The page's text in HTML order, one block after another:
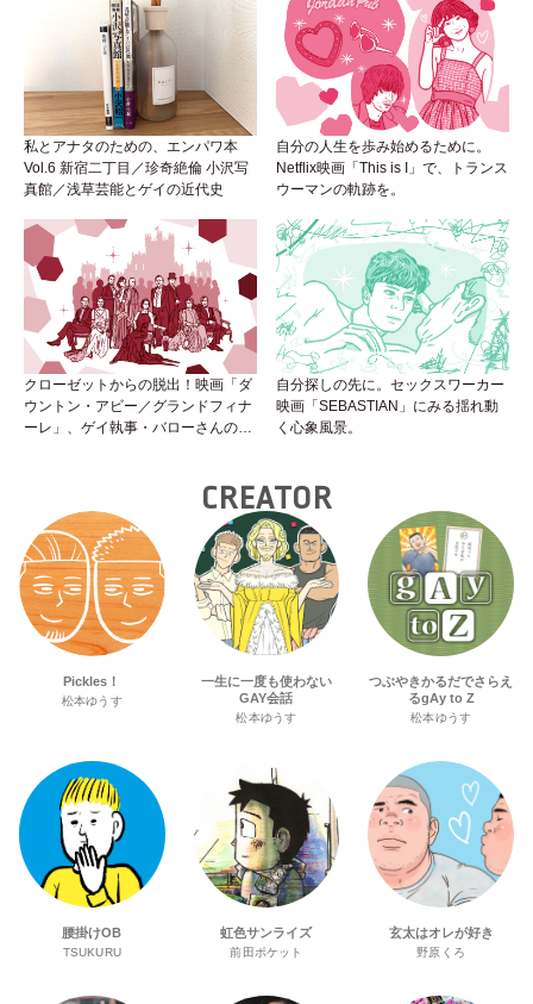
私とアナタのための、エンパワ本
Vol.6 新宿二丁目／珍奇絶倫 小沢写
真館／浅草芸能とゲイの近代史
自分の人生を歩み始めるために。
Netflix映画「This is I」で、トランス
ウーマンの軌跡を。
クローゼットからの脱出！映画「ダ
ウントン・アビー／グランドフィナ
ーレ」、ゲイ執事・バローさんの成
自分探しの先に。セックスワーカー
映画「SEBASTIAN」にみる揺れ動
く心象風景。
CREATOR
Pickles！
松本ゆうす
一生に一度も使わない
GAY会話
松本ゆうす
つぶやきかるだでさらえ
るgAy to Z
松本ゆうす
腰掛けOB
TSUKURU
虹色サンライズ
前田ポケット
玄太はオレが好き
野原くろ